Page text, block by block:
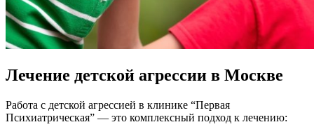
Лечение детской агрессии в Москве
Работа с детской агрессией в клинике “Первая
Психиатрическая” — это комплексный подход к лечению: